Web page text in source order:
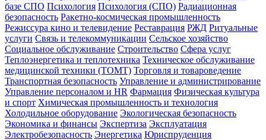
базе СПО Психология Психология (СПО) Радиационная
безопасность Ракетно-космическая промышленность
Режиссура кино и телевидение Реставрация РЖД Ритуальные
услуги Связь и телекоммуникации Сельское хозяйство
Социальное обслуживание Строительство Сфера услуг
Теплоэнергетика и теплотехника Техническое обслуживание
медицинской техники (ТОМТ) Торговля и товароведение
Транспортная безопасность Управление и администрирование
Управление персоналом и HR Фармация Физическая культура
и спорт Химическая промышленность и технология
Холодильное оборудование Экологическая безопасность
Экономика и финансы Экспертиза Эксплуатация
Электробезопасность Энергетика Юриспруденция